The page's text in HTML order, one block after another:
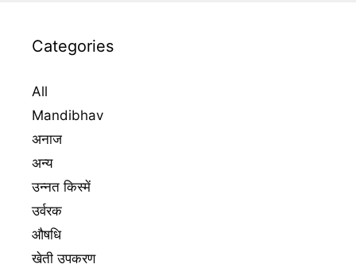
Categories
All
Mandibhav
अनाज
अन्य
उन्नत किस्में
उर्वरक
औषधि
खेती उपकरण